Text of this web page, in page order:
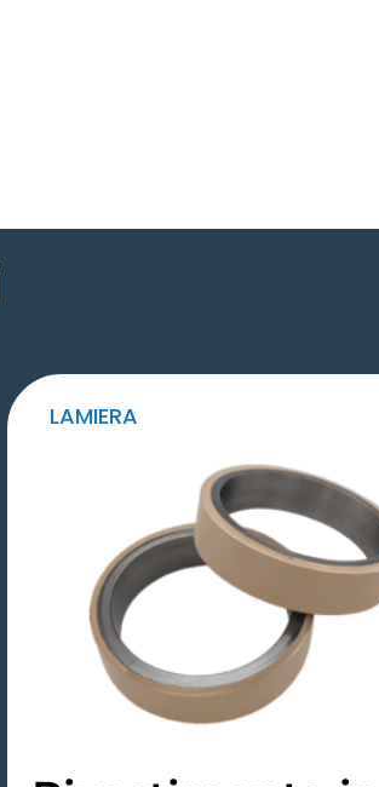
LAMIERA